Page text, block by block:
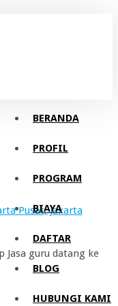
BERANDA
PROFIL
PROGRAM
BIAYA
DAFTAR
BLOG
HUBUNGI KAMI
Pusat, Jakarta
Jasa guru datang ke